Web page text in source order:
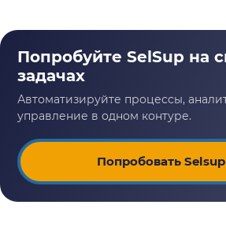
Попробовать Selsup